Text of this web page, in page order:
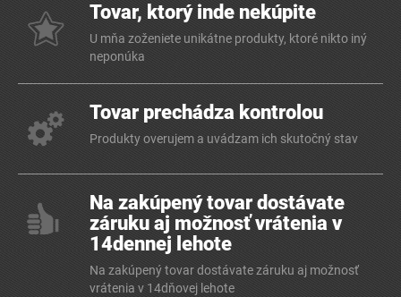
Tovar, ktorý inde nekúpite
U mňa zoženiete unikátne produkty, ktoré nikto iný
neponúka
Tovar prechádza kontrolou
Produkty overujem a uvádzam ich skutočný stav
Na zakúpený tovar dostávate
záruku aj možnosť vrátenia v
14dennej lehote
Na zakúpený tovar dostávate záruku aj možnosť
vrátenia v 14dňovej lehote